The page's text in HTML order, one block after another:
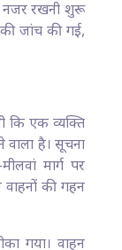
नजर रखनी शुरू
जांच की गई,
कि एक व्यक्ति
है। सूचना
मार्ग पर
की गहन
गया। वाहन